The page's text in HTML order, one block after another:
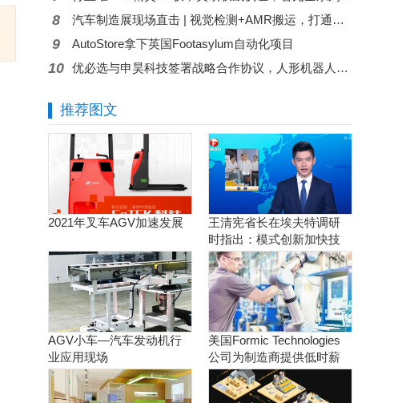
8 汽车制造展现场直击 | 视觉检测+AMR搬运，打通汽车智造最后一米
9 AutoStore拿下英国Footasylum自动化项目
10 优必选与申昊科技签署战略合作协议，人形机器人加速落地电力行业优必选科技
推荐图文
2021年叉车AGV加速发展
王清宪省长在埃夫特调研
时指出：模式创新加快技
术创新和产品创新的落地
AGV小车—汽车发动机行
业应用现场
美国Formic Technologies
公司为制造商提供低时薪
的租赁工业机器人服务